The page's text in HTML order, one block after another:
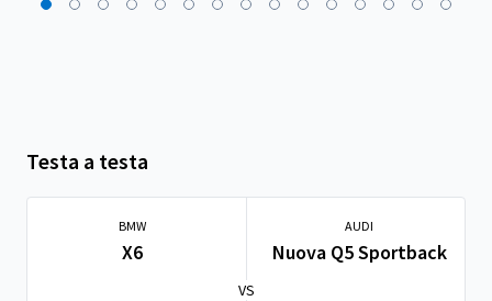
Testa a testa
BMW
X6
VS
AUDI
Nuova Q5 Sportback